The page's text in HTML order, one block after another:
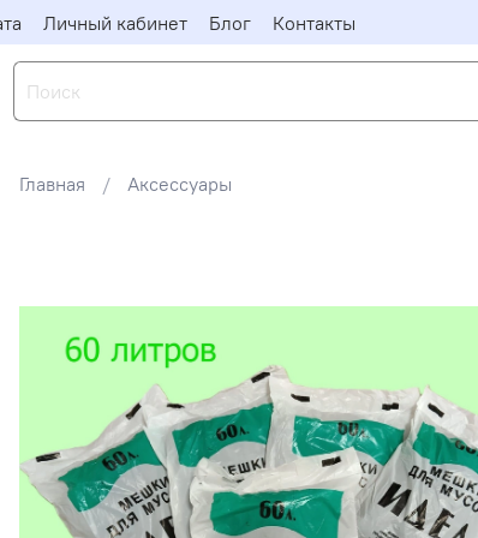
Личный кабинет Блог Контакты
Главная Аксессуары